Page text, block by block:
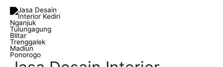
Skip
content
Post
navigation